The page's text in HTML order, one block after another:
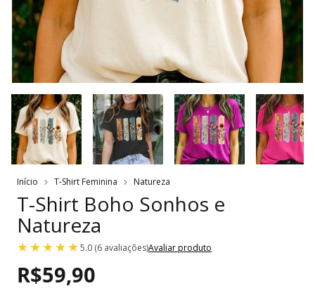
Início T-Shirt Feminina Natureza
T-Shirt Boho Sonhos e
Natureza
5.0 (6 avaliações)Avaliar produto
R$59,90